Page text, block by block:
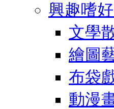
興趣嗜好
文學
繪圖
布袋
動漫